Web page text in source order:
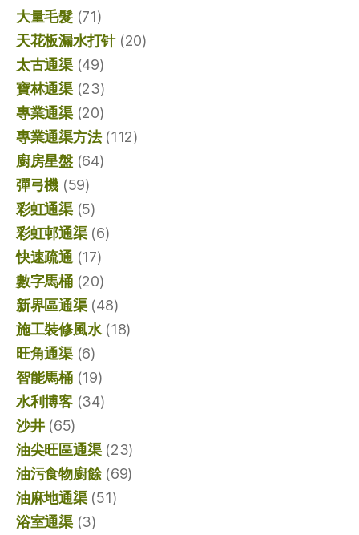
大量毛髮(71)
天花板漏水打针(20)
太古通渠(49)
寶林通渠(23)
專業通渠(20)
專業通渠方法(112)
廚房星盤(64)
彈弓機 (59)
彩虹通渠(5)
彩虹邨通渠(6)
快速疏通 (17)
數字馬桶(20)
新界區通渠(48)
施工裝修風水(18)
旺角通渠(6)
智能馬桶(19)
水利博客(34)
沙井(65)
油尖旺區通渠(23)
油污食物廚餘(69)
油麻地通渠(51)
浴室通渠(3)